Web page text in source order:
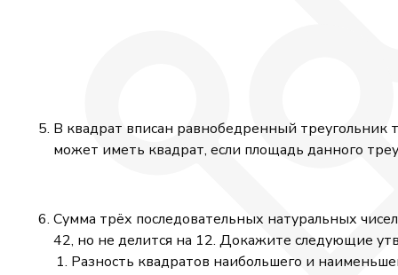
В квадрат вписан равнобедренный
может иметь квадрат, если площадь данного
Сумма трёх последовательных натуральных
42, но не делится на 12. Докажите следующие
Разность квадратов наибольшего и